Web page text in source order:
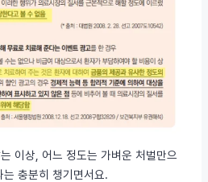
이상, 어느 정도는 가벼운 처벌만으
충분히 챙기면서요.